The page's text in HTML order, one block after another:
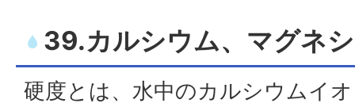
39.カルシウム、マグネ
硬度とは、水中のカルシウムイ